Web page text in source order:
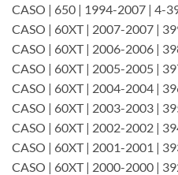
CASO | 650 | 1994-2007 | 4-
CASO | 60XT | 2007-2007 |
CASO | 60XT | 2006-2006 |
CASO | 60XT | 2005-2005 |
CASO | 60XT | 2004-2004 |
CASO | 60XT | 2003-2003 |
CASO | 60XT | 2002-2002 |
CASO | 60XT | 2001-2001 |
CASO | 60XT | 2000-2000 |